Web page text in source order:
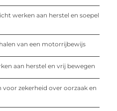
werken aan herstel en soepel
van een motorrijbewijs
aan herstel en vrij bewegen
zekerheid over oorzaak en